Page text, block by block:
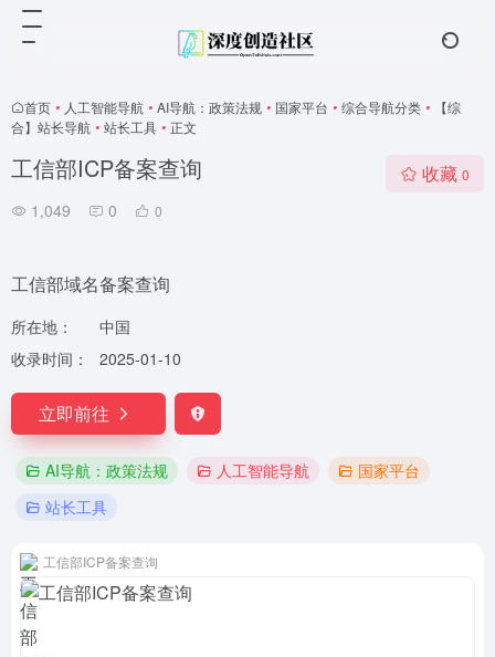
首页 • 人工智能导航 • AI导航：政策法规 • 国家平台 • 综合导航分类 •
【综
合】站长导航 • 站长工具 • 正文
工信部ICP备案查询
1,049 0 0
收藏 0
工信部域名备案查询
所在地：
中国
收录时间：
2025-01-10
立即前往
AI导航：政策法规 人工智能导航
国家平台
站长工具
工信部ICP备案查询